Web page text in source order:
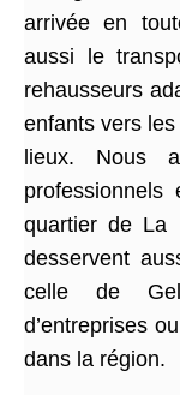
arrivée en
aussi le
rehausseurs
enfants vers
lieux. Nous
professionnels
quartier de La
desservent
celle de
d’entreprises
dans la région.